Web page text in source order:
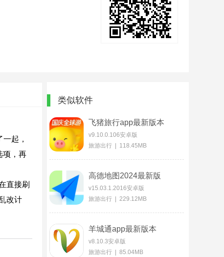
起，
项，再
直接刷
改计
类似软件
飞猪旅行app最新版本
v9.10.0.106安卓版
旅游出行 | 118.45MB
高德地图2024最新版
v15.03.1.2016安卓版
旅游出行 | 229.12MB
羊城通app最新版本
v8.10.3安卓版
旅游出行 | 85.04MB